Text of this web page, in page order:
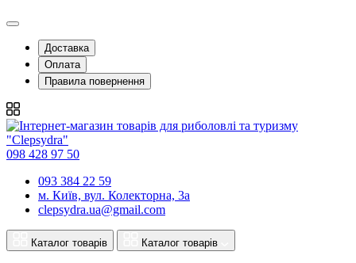
Доставка
Оплата
Правила повернення
098 428 97 50
093 384 22 59
м. Київ, вул. Колекторна, 3а
clepsydra.ua@gmail.com
Каталог товарів Каталог товарів